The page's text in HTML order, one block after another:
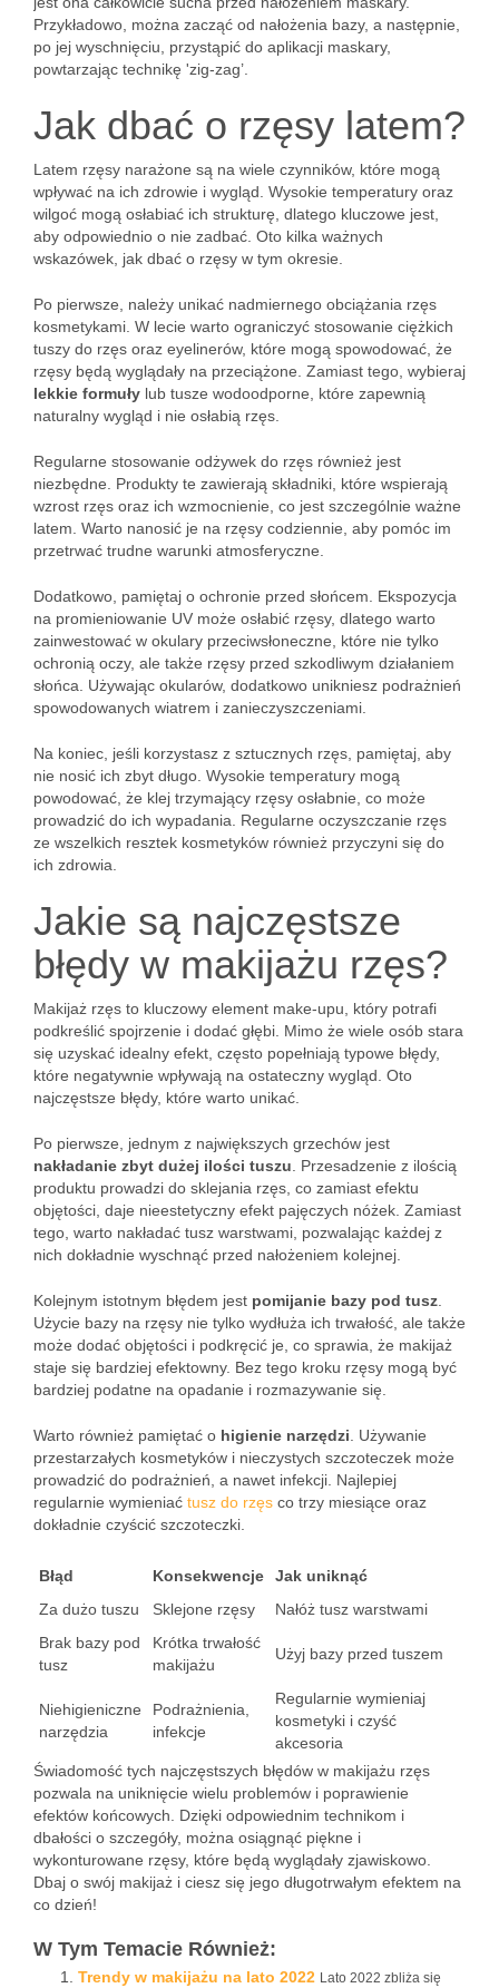
Przykładowo, można zacząć od nałożenia bazy, a następnie,
po jej wyschnięciu, przystąpić do aplikacji maskary,
powtarzając technikę 'zig-zag’.
Jak dbać o rzęsy latem?
Latem rzęsy narażone są na wiele czynników, które mogą
wpływać na ich zdrowie i wygląd. Wysokie temperatury oraz
wilgoć mogą osłabiać ich strukturę, dlatego kluczowe jest,
aby odpowiednio o nie zadbać. Oto kilka ważnych
wskazówek, jak dbać o rzęsy w tym okresie.
Po pierwsze, należy unikać nadmiernego obciążania rzęs
kosmetykami. W lecie warto ograniczyć stosowanie ciężkich
tuszy do rzęs oraz eyelinerów, które mogą spowodować, że
rzęsy będą wyglądały na przeciążone. Zamiast tego, wybieraj
lekkie formuły lub tusze wodoodporne, które zapewnią
naturalny wygląd i nie osłabią rzęs.
Regularne stosowanie odżywek do rzęs również jest
niezbędne. Produkty te zawierają składniki, które wspierają
wzrost rzęs oraz ich wzmocnienie, co jest szczególnie ważne
latem. Warto nanosić je na rzęsy codziennie, aby pomóc im
przetrwać trudne warunki atmosferyczne.
Dodatkowo, pamiętaj o ochronie przed słońcem. Ekspozycja
na promieniowanie UV może osłabić rzęsy, dlatego warto
zainwestować w okulary przeciwsłoneczne, które nie tylko
ochronią oczy, ale także rzęsy przed szkodliwym działaniem
słońca. Używając okularów, dodatkowo unikniesz podrażnień
spowodowanych wiatrem i zanieczyszczeniami.
Na koniec, jeśli korzystasz z sztucznych rzęs, pamiętaj, aby
nie nosić ich zbyt długo. Wysokie temperatury mogą
powodować, że klej trzymający rzęsy osłabnie, co może
prowadzić do ich wypadania. Regularne oczyszczanie rzęs
ze wszelkich resztek kosmetyków również przyczyni się do
ich zdrowia.
Jakie są najczęstsze
błędy w makijażu rzęs?
Makijaż rzęs to kluczowy element make-upu, który potrafi
podkreślić spojrzenie i dodać głębi. Mimo że wiele osób stara
się uzyskać idealny efekt, często popełniają typowe błędy,
które negatywnie wpływają na ostateczny wygląd. Oto
najczęstsze błędy, które warto unikać.
Po pierwsze, jednym z największych grzechów jest
nakładanie zbyt dużej ilości tuszu . Przesadzenie z ilością
produktu prowadzi do sklejania rzęs, co zamiast efektu
objętości, daje nieestetyczny efekt pajęczych nóżek. Zamiast
tego, warto nakładać tusz warstwami, pozwalając każdej z
nich dokładnie wyschnąć przed nałożeniem kolejnej.
Kolejnym istotnym błędem jest pomijanie bazy pod tusz
Użycie bazy na rzęsy nie tylko wydłuża ich trwałość, ale także
może dodać objętości i podkręcić je, co sprawia, że makijaż
staje się bardziej efektowny. Bez tego kroku rzęsy mogą być
bardziej podatne na opadanie i rozmazywanie się.
Warto również pamiętać o higienie narzędzi . Używanie
przestarzałych kosmetyków i nieczystych szczoteczek może
prowadzić do podrażnień, a nawet infekcji. Najlepiej
regularnie wymieniać tusz do rzęs co trzy miesiące oraz
dokładnie czyścić szczoteczki.
Błąd Konsekwencje
Jak uniknąć
Za dużo tuszu
Sklejone rzęsy
Nałóż tusz warstwami
Brak bazy pod
tusz
Krótka trwałość
makijażu
Użyj bazy przed tuszem
Niehigieniczne
narzędzia
Podrażnienia,
infekcje
Regularnie wymieniaj
kosmetyki i czyść
akcesoria
Świadomość tych najczęstszych błędów w makijażu rzęs
pozwala na uniknięcie wielu problemów i poprawienie
efektów końcowych. Dzięki odpowiednim technikom i
dbałości o szczegóły, można osiągnąć piękne i
wykonturowane rzęsy, które będą wyglądały zjawiskowo.
Dbaj o swój makijaż i ciesz się jego długotrwałym efektem na
co dzień!
W Tym Temacie Również:
Trendy w makijażu na lato 2022 Lato 2022 zbliża się